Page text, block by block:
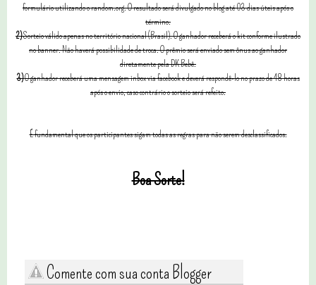
formulário utilizando o random.org. O resultado será divulgado no blog até 03 dias úteis após o
término.
2)Sorteio válido apenas no território nacional (Brasil). O ganhador receberá o kit conforme ilustrado
no banner. Não haverá possibilidade de troca. O prêmio será enviado sem ônus ao ganhador
diretamente pela DK Bebê.
3)O ganhador receberá uma mensagem inbox via facebook e deverá respondê-lo no prazo de 48 horas
após o envio, caso contrário o sorteio será refeito.
É fundamental que os participantes sigam todas as regras para não serem desclassificados.
Boa Sorte!
Comente com sua conta Blogger